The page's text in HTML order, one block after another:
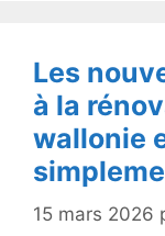
Les
à la
wallonie
15 mars 2026